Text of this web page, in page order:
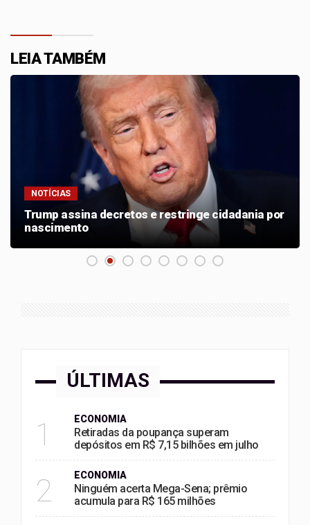
LEIA TAMBÉM
NOTÍCIAS
Trump assina decretos e restringe cidadania por
nascimento
ÚLTIMAS
1 ECONOMIA
Retiradas da poupança superam
depósitos em R$ 7,15 bilhões em julho
2 ECONOMIA
Ninguém acerta Mega-Sena; prêmio
acumula para R$ 165 milhões